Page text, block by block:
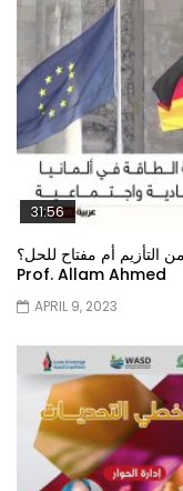
31:56
التأزيم أم مفتاح للحل؟
Prof. Allam Ahmed
APRIL 9, 2023